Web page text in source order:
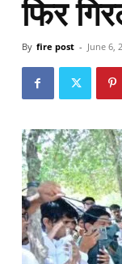
फिर
By fire post - June 6,